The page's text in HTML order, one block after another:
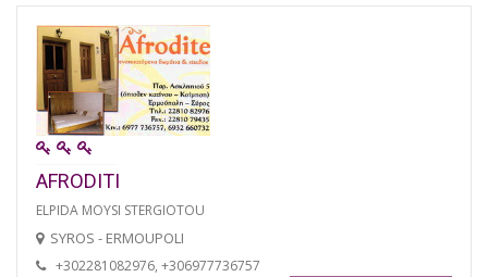
AFRODITI
ELPIDA MOYSI STERGIOTOU
SYROS - ERMOUPOLI
+302281082976, +306977736757